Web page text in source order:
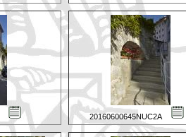
20160600645NUC2A